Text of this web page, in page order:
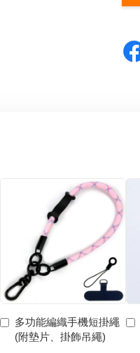
多功能編織手機短掛繩
(附墊片、掛飾吊繩)